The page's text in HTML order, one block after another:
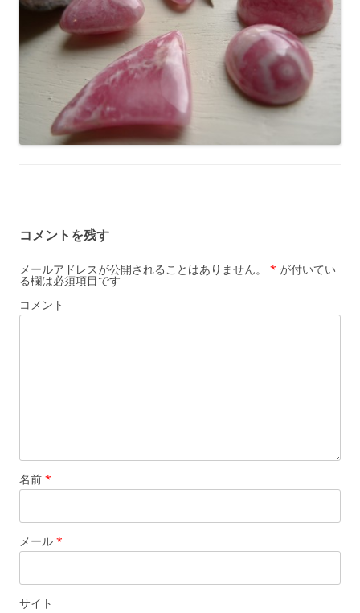
コメントを残す
メールアドレスが公開されることはありません。 * が付いてい
る欄は必須項目です
コメント
名前 *
メール *
サイト